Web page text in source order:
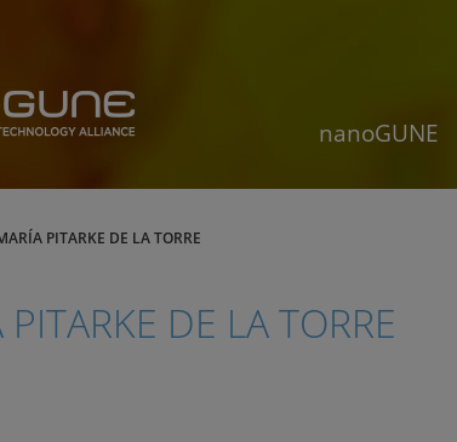
nanoGUNE
PITARKE DE LA TORRE
PITARKE DE LA TORRE